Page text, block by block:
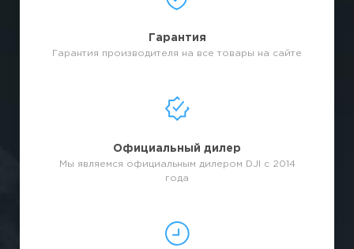
Гарантия
Гарантия производителя на все товары на сайте
Официальный дилер
Мы являемся официальным дилером DJI с 2014
года